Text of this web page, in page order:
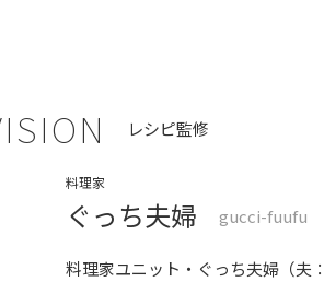
レシピ監修
料理家
ぐっち夫婦 gucci-fuufu
料理家ユニット・ぐっち夫婦（夫